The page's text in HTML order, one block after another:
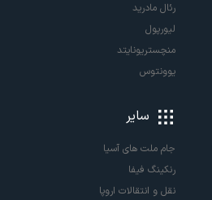
رئال مادرید
لیورپول
منچستریونایتد
یوونتوس
سایر
جام ملت های آسیا
رنکینگ فیفا
نقل و انتقالات اروپا